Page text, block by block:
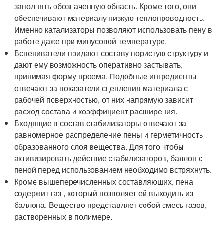
заполнять обозначенную область. Кроме того, они
обеспечивают материалу низкую теплопроводность.
Именно катализаторы позволяют использовать пену в
работе даже при минусовой температуре.
Вспениватели придают составу пористую структуру и
дают ему возможность оперативно застывать,
принимая форму проема. Подобные ингредиенты
отвечают за показатели сцепления материала с
рабочей поверхностью, от них напрямую зависит
расход состава и коэффициент расширения.
Входящие в состав стабилизаторы отвечают за
равномерное распределение пены и герметичность
образованного слоя вещества. Для того чтобы
активизировать действие стабилизаторов, баллон с
пеной перед использованием необходимо встряхнуть.
Кроме вышеперечисленных составляющих, пена
содержит газ , который позволяет ей выходить из
баллона. Вещество представляет собой смесь газов,
растворенных в полимере.